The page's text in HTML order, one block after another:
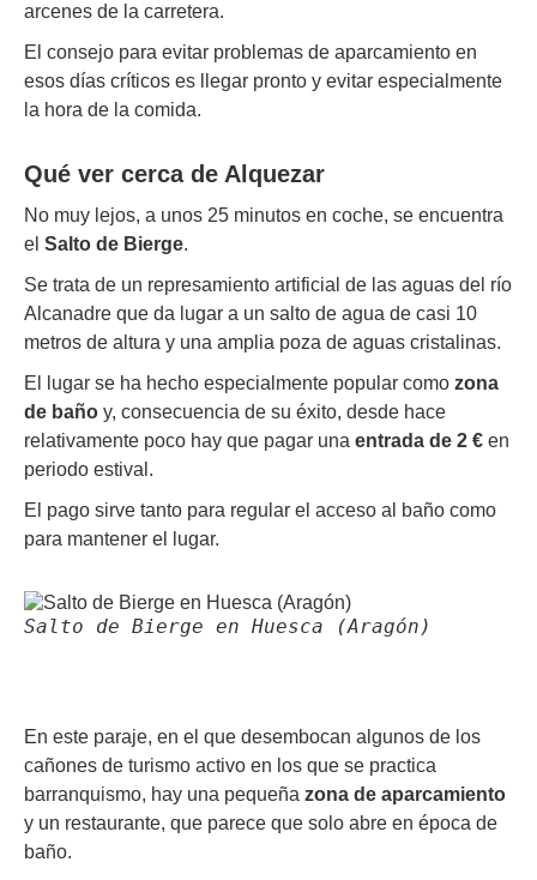
arcenes de la carretera.
El consejo para evitar problemas de aparcamiento en
esos días críticos es llegar pronto y evitar especialmente
la hora de la comida.
Qué ver cerca de Alquezar
No muy lejos, a unos 25 minutos en coche, se encuentra
el Salto de Bierge.
Se trata de un represamiento artificial de las aguas del río
Alcanadre que da lugar a un salto de agua de casi 10
metros de altura y una amplia poza de aguas cristalinas.
El lugar se ha hecho especialmente popular como zona
de baño y, consecuencia de su éxito, desde hace
relativamente poco hay que pagar una entrada de 2 € en
periodo estival.
El pago sirve tanto para regular el acceso al baño como
para mantener el lugar.
Salto de Bierge en Huesca (Aragón)
En este paraje, en el que desembocan algunos de los
cañones de turismo activo en los que se practica
barranquismo, hay una pequeña zona de aparcamiento
y un restaurante, que parece que solo abre en época de
baño.